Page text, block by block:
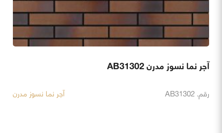
آجر نما نسوز مدرن AB31302
رقم. AB31302 آجر نما نسوز مدرن